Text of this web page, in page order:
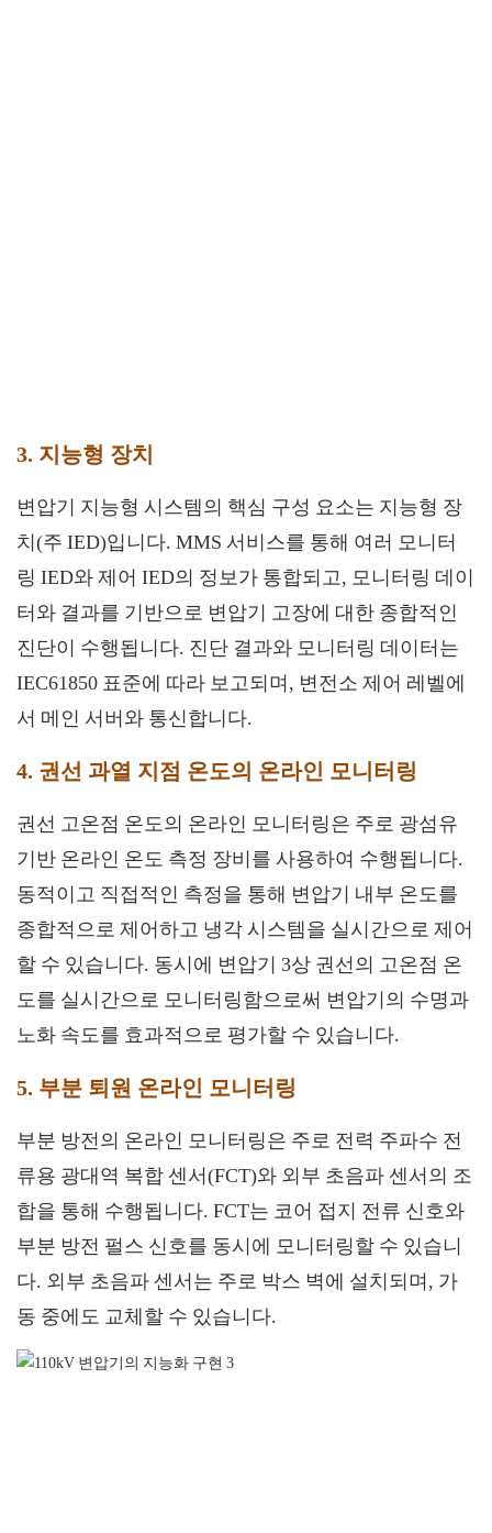
3. 지능형 장치
변압기 지능형 시스템의 핵심 구성 요소는 지능형 장
치(주 IED)입니다. MMS 서비스를 통해 여러 모니터
링 IED와 제어 IED의 정보가 통합되고, 모니터링 데이
터와 결과를 기반으로 변압기 고장에 대한 종합적인
진단이 수행됩니다. 진단 결과와 모니터링 데이터는
IEC61850 표준에 따라 보고되며, 변전소 제어 레벨에
서 메인 서버와 통신합니다.
4. 권선 과열 지점 온도의 온라인 모니터링
권선 고온점 온도의 온라인 모니터링은 주로 광섬유
기반 온라인 온도 측정 장비를 사용하여 수행됩니다.
동적이고 직접적인 측정을 통해 변압기 내부 온도를
종합적으로 제어하고 냉각 시스템을 실시간으로 제어
할 수 있습니다. 동시에 변압기 3상 권선의 고온점 온
도를 실시간으로 모니터링함으로써 변압기의 수명과
노화 속도를 효과적으로 평가할 수 있습니다.
5. 부분 퇴원 온라인 모니터링
부분 방전의 온라인 모니터링은 주로 전력 주파수 전
류용 광대역 복합 센서(FCT)와 외부 초음파 센서의 조
합을 통해 수행됩니다. FCT는 코어 접지 전류 신호와
부분 방전 펄스 신호를 동시에 모니터링할 수 있습니
다. 외부 초음파 센서는 주로 박스 벽에 설치되며, 가
동 중에도 교체할 수 있습니다.